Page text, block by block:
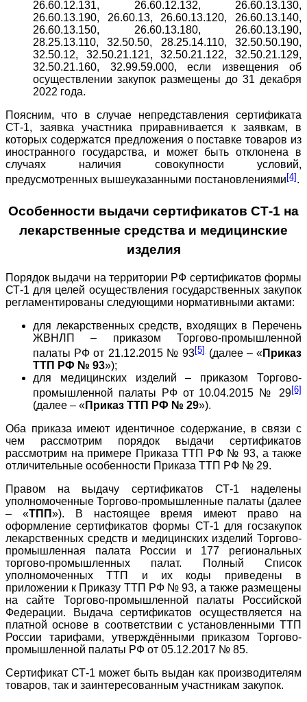
26.60.12.131, 26.60.12.132, 26.60.13.130,
26.60.13.190, 26.60.13, 26.60.13.120, 26.60.13.140,
26.60.13.150, 26.60.13.180, 26.60.13.190,
28.25.13.110, 32.50.50, 28.25.14.110, 32.50.50.190,
32.50.12, 32.50.21.121, 32.50.21.122, 32.50.21.129,
32.50.21.160, 32.99.59.000, если извещения об
осуществлении закупок размещены до 31 декабря
2022 года.
Поясним, что в случае непредставления сертификата
СТ-1, заявка участника приравнивается к заявкам, в
которых содержатся предложения о поставке товаров из
иностранного государства, и может быть отклонена в
случаях наличия совокупности условий,
предусмотренных вышеуказанными постановлениями[4].
Особенности выдачи сертификатов СТ-1 на
лекарственные средства и медицинские
изделия
Порядок выдачи на территории РФ сертификатов формы
СТ-1 для целей осуществления государственных закупок
регламентированы следующими нормативными актами:
для лекарственных средств, входящих в Перечень
ЖВНЛП – приказом Торгово-промышленной
палаты РФ от 21.12.2015 № 93[5](далее – «Приказ
ТТП РФ № 93»);
для медицинских изделий – приказом Торгово-
промышленной палаты РФ от 10.04.2015 № 29[6]
(далее – «Приказ ТТП РФ № 29»).
Оба приказа имеют идентичное содержание, в связи с
чем рассмотрим порядок выдачи сертификатов
рассмотрим на примере Приказа ТТП РФ № 93, а также
отличительные особенности Приказа ТТП РФ № 29.
Правом на выдачу сертификатов СТ-1 наделены
уполномоченные Торгово-промышленные палаты (далее
– «ТПП»). В настоящее время имеют право на
оформление сертификатов формы СТ-1 для госзакупок
лекарственных средств и медицинских изделий Торгово-
промышленная палата России и 177 региональных
торгово-промышленных палат. Полный Список
уполномоченных ТТП и их коды приведены в
приложении к Приказу ТТП РФ № 93, а также размещены
на сайте Торгово-промышленной палаты Российской
Федерации. Выдача сертификатов осуществляется на
платной основе в соответствии с установленными ТТП
России тарифами, утверждёнными приказом Торгово-
промышленной палаты РФ от 05.12.2017 № 85.
Сертификат СТ-1 может быть выдан как производителям
товаров, так и заинтересованным участникам закупок.